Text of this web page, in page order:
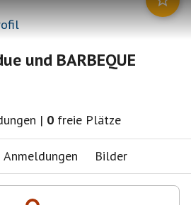
und BARBEQUE
| 0 freie Plätze
Anmeldungen Bilder